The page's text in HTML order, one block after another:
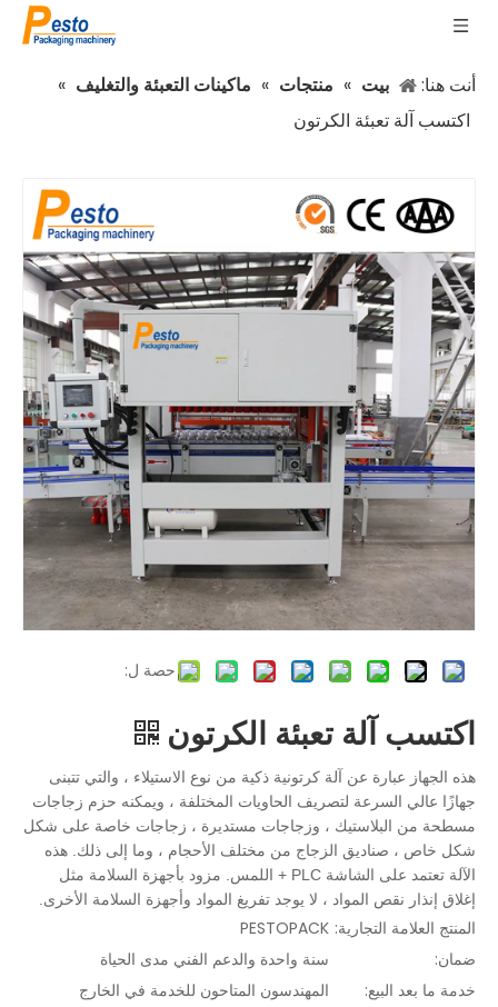
أنت هنا: بيت » منتجات » ماكينات التعبئة والتغليف »
اكتسب آلة تعبئة الكرتون
حصة ل:
اكتسب آلة تعبئة الكرتون
هذه الجهاز عبارة عن آلة كرتونية ذكية من نوع الاستيلاء ، والتي تتبنى
جهازًا عالي السرعة لتصريف الحاويات المختلفة ، ويمكنه حزم زجاجات
مسطحة من البلاستيك ، وزجاجات مستديرة ، زجاجات خاصة على شكل
شكل خاص ، صناديق الزجاج من مختلف الأحجام ، وما إلى ذلك. هذه
الآلة تعتمد على الشاشة PLC + اللمس. مزود بأجهزة السلامة مثل
إغلاق إنذار نقص المواد ، لا يوجد تفريغ المواد وأجهزة السلامة الأخرى.
المنتج العلامة التجارية: PESTOPACK
ضمان:
سنة واحدة والدعم الفني مدى الحياة
خدمة ما بعد البيع:
المهندسون المتاحون للخدمة في الخارج